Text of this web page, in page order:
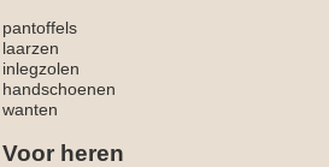
pantoffels
laarzen
inlegzolen
handschoenen
wanten
Voor heren